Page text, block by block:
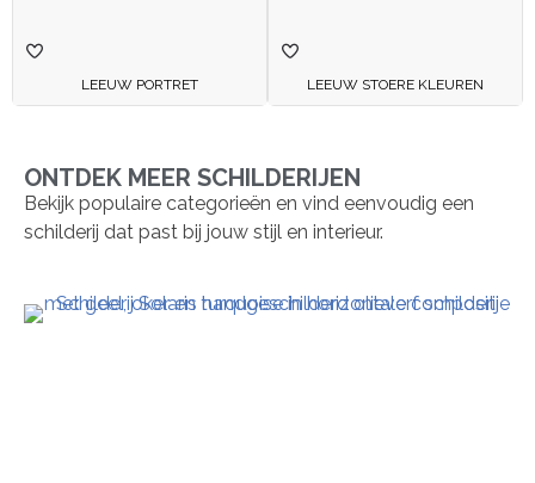
LEEUW PORTRET LEEUW STOERE KLEUREN
ONTDEK MEER SCHILDERIJEN
Bekijk populaire categorieën en vind eenvoudig een
schilderij dat past bij jouw stijl en interieur.